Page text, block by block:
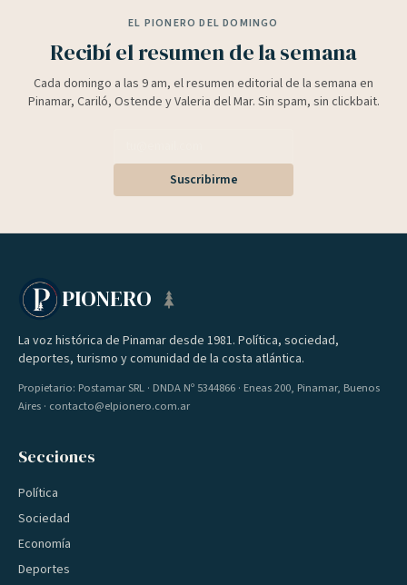
EL PIONERO DEL DOMINGO
Recibí el resumen de la semana
Cada domingo a las 9 am, el resumen editorial de la semana en
Pinamar, Cariló, Ostende y Valeria del Mar. Sin spam, sin clickbait.
Suscribirme
PIONERO
La voz histórica de Pinamar desde 1981. Política, sociedad,
deportes, turismo y comunidad de la costa atlántica.
Propietario: Postamar SRL · DNDA Nº 5344866 · Eneas 200, Pinamar, Buenos
Aires · contacto@elpionero.com.ar
Secciones
Política
Sociedad
Economía
Deportes